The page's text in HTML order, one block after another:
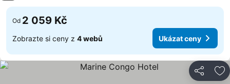
Od 2 059 Kč
Zobrazte si ceny z 4 webů Ukázat ceny
Sdílet